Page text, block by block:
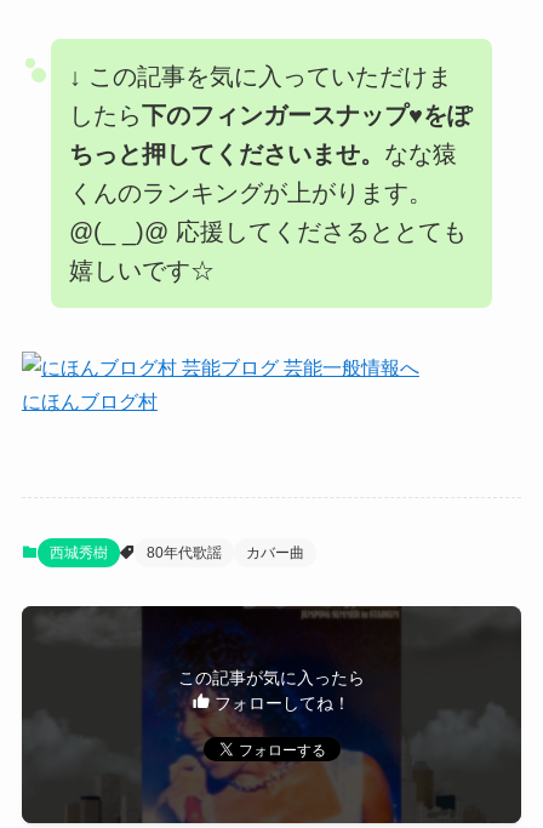
↓ この記事を気に入っていただけま
したら下のフィンガースナップ♥をぽ
ちっと押してくださいませ。 なな猿
くんのランキングが上がります。
@(_ _)@ 応援してくださるととても
嬉しいです☆
にほんブログ村
西城秀樹 80年代歌謡 カバー曲
この記事が気に入ったら
フォローしてね！